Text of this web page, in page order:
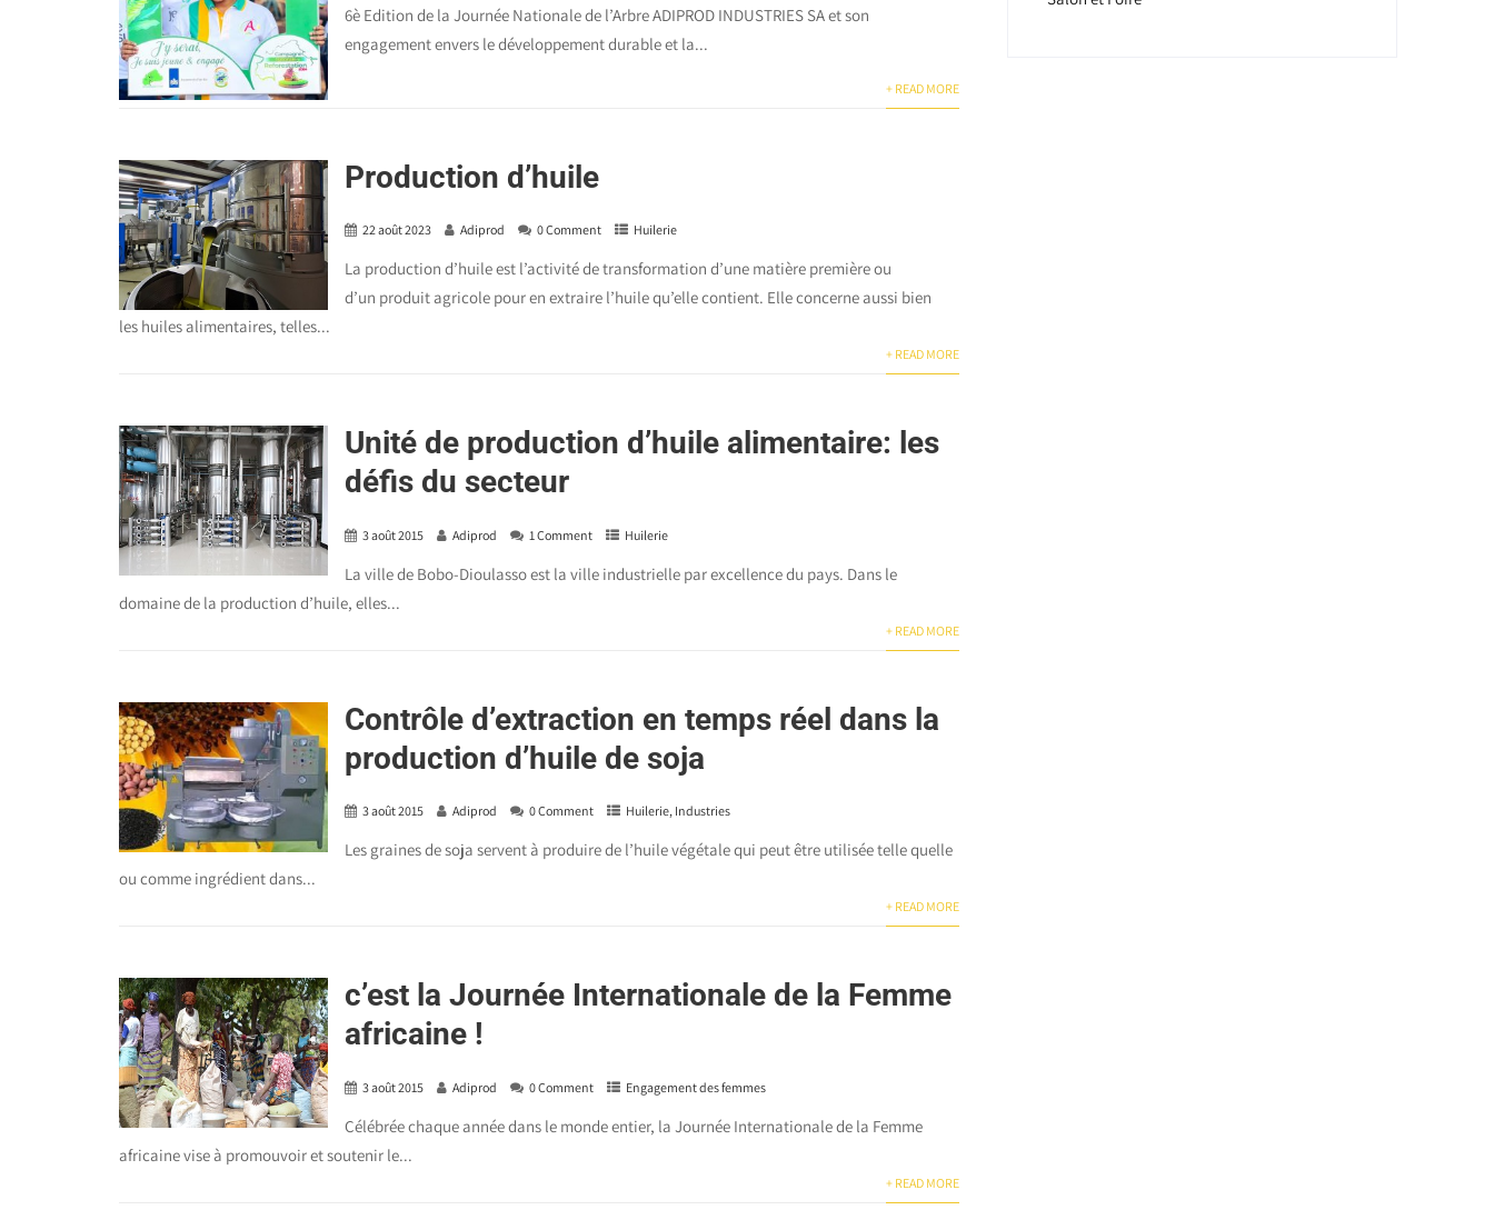
6è Edition de la Journée Nationale de l’Arbre ADIPROD INDUSTRIES SA et son
engagement envers le développement durable et la...
+ READ MORE
Production d’huile
22 août 2023 Adiprod 0 Comment Huilerie
La production d’huile est l’activité de transformation d’une matière première ou
d’un produit agricole pour en extraire l’huile qu’elle contient. Elle concerne aussi bien
les huiles alimentaires, telles...
+ READ MORE
Unité de production d’huile alimentaire: les
défis du secteur
3 août 2015 Adiprod 1 Comment Huilerie
La ville de Bobo-Dioulasso est la ville industrielle par excellence du pays. Dans le
domaine de la production d’huile, elles...
+ READ MORE
Contrôle d’extraction en temps réel dans la
production d’huile de soja
3 août 2015 Adiprod 0 Comment Huilerie, Industries
Les graines de soja servent à produire de l’huile végétale qui peut être utilisée telle quelle
ou comme ingrédient dans...
+ READ MORE
c’est la Journée Internationale de la Femme
africaine !
3 août 2015 Adiprod 0 Comment Engagement des femmes
Célébrée chaque année dans le monde entier, la Journée Internationale de la Femme
africaine vise à promouvoir et soutenir le...
+ READ MORE